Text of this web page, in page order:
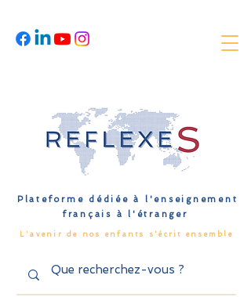
Plateforme dédiée à l'enseignement
français à l'étranger
L'avenir de nos enfants s'écrit ensemble